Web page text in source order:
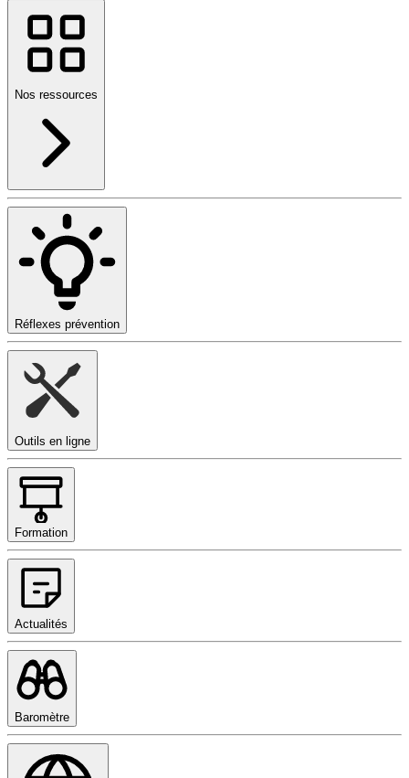
Nos ressources
Réflexes prévention
Outils en ligne
Formation
Actualités
Baromètre